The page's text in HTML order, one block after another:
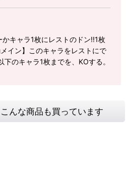
キャラ1枚にレストのドン!!1枚
イン】このキャラをレストにで
のキャラ1枚までを、KOする。
んな商品も買っています